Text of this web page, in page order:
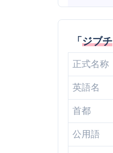
「ジブチ
正式名称
英語名
首都
公用語